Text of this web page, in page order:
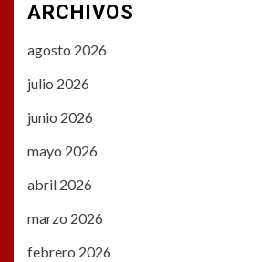
ARCHIVOS
agosto 2026
julio 2026
junio 2026
mayo 2026
abril 2026
marzo 2026
febrero 2026